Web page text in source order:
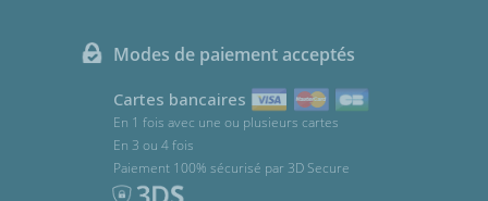
Modes de paiement acceptés
Cartes bancaires
En 1 fois avec une ou plusieurs cartes
En 3 ou 4 fois
Paiement 100% sécurisé par 3D Secure